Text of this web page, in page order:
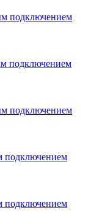
подключением
подключением
подключением
подключением
подключением